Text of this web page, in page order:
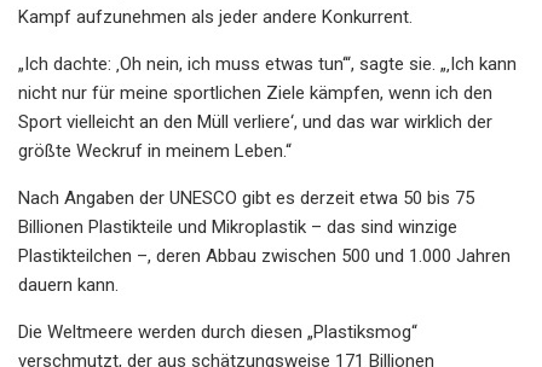
Kampf aufzunehmen als jeder andere Konkurrent.
„Ich dachte: ‚Oh nein, ich muss etwas tun‘“, sagte sie. „‚Ich kann
nicht nur für meine sportlichen Ziele kämpfen, wenn ich den
Sport vielleicht an den Müll verliere‘, und das war wirklich der
größte Weckruf in meinem Leben.“
Nach Angaben der UNESCO gibt es derzeit etwa 50 bis 75
Billionen Plastikteile und Mikroplastik – das sind winzige
Plastikteilchen –, deren Abbau zwischen 500 und 1.000 Jahren
dauern kann.
Die Weltmeere werden durch diesen „Plastiksmog“
verschmutzt, der aus schätzungsweise 171 Billionen